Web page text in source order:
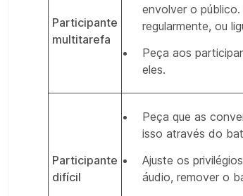
Participante
multitarefa
envolver o
regularmente, ou
Peça aos
eles.
Participante
difícil
Peça que as
isso através do
Ajuste os
áudio, remover o